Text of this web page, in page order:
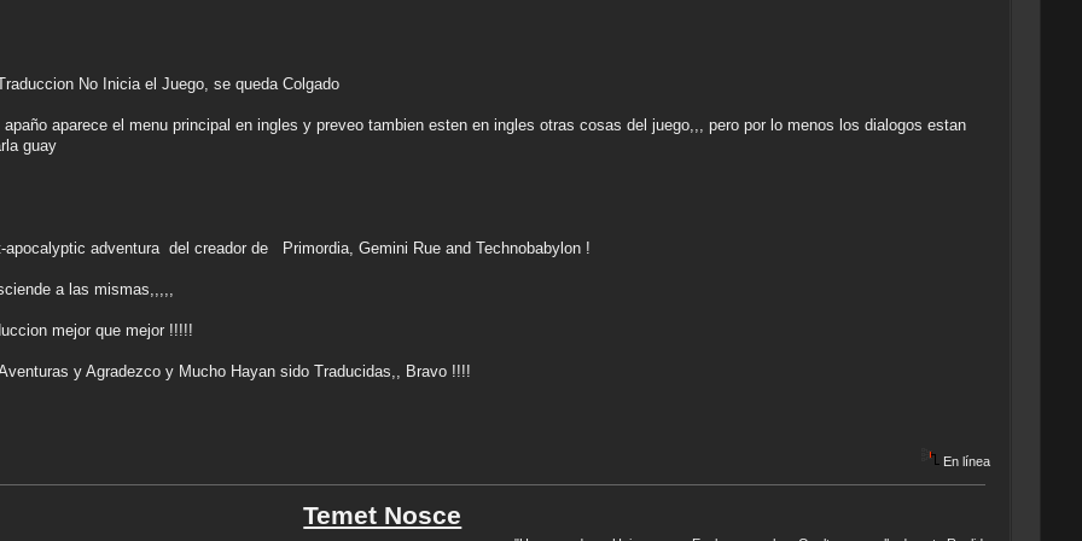
No Inicia el Juego, se queda Colgado
aparece el menu principal en ingles y preveo tambien esten en ingles otras cosas del juego,,, pero por lo menos los dialogos estan
guay
apocalyptic adventura del creador de Primordia, Gemini Rue and Technobabylon !
a las mismas,,,,,
mejor que mejor !!!!!
y Agradezco y Mucho Hayan sido Traducidas,, Bravo !!!!
En línea
Temet Nosce